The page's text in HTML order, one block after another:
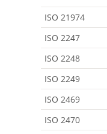
ISO 21974
ISO 2247
ISO 2248
ISO 2249
ISO 2469
ISO 2470